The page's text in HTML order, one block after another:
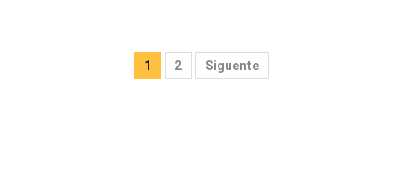
Paginación
1 2 Siguente